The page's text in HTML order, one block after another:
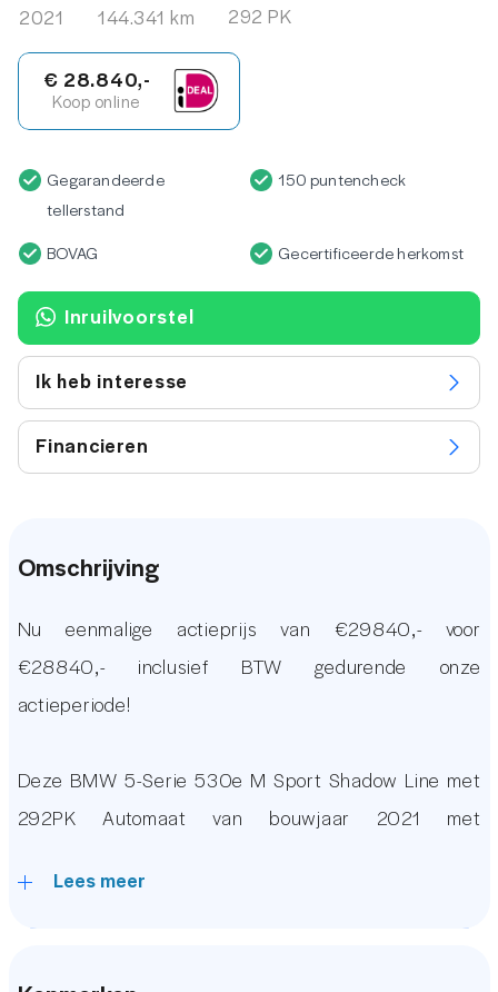
2021
144.341 km 292 PK
€ 28.840,-
Koop online
Gegarandeerde
tellerstand
150 puntencheck
BOVAG Gecertificeerde herkomst
Inruilvoorstel
Ik heb interesse
Financieren
Omschrijving
Nu eenmalige actieprijs van €29840,- voor
€28840,- inclusief BTW gedurende onze
actieperiode!
Deze BMW 5-Serie 530e M Sport Shadow Line met
292PK Automaat van bouwjaar 2021 met
voorzien van vele luxe opties waaronder een Groot
Glazen Panoramadak, Verwarmde Voorstoelen, Cruise
Lees meer